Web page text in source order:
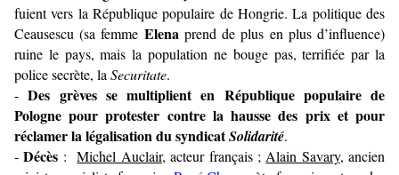
fuient vers la République populaire de Hongrie. La politique des
Ceausescu (sa femme Elena prend de plus en plus d’influence)
ruine le pays, mais la population ne bouge pas, terrifiée par la
police secrète, la Securitate.
-Des grèves se multiplient en République populaire de
Pologne pour protester contre la hausse des prix et pour
réclamer la légalisation du syndicatSolidarité.
-Décès : Michel Auclair, acteur français ; Alain Savary, ancien